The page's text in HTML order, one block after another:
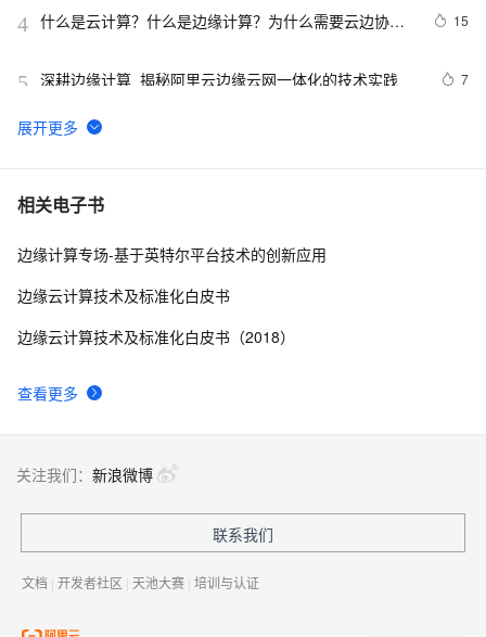
4 什么是云计算？什么是边缘计算？为什么需要云边协
15
5 深耕边缘计算  揭秘阿里云边缘云网一体化的技术实践 7
6
全球边缘计算大会：阿里云资深技术专家李克畅谈边缘计
7 秒懂边缘云 | CDN基础入门：CDN原理及架构
8 一文看懂边缘云在广电行业的应用
云 MVP刘洪峰
效率与稳定性
相关电子书
查看更多
边缘计算专场-基于英特尔平台技术的创新应用
边缘云计算技术及标准化白皮书
边缘云计算技术及标准化白皮书（2018）
关注我们： 新浪微博
联系我们
文档 | 开发者社区 | 天池大赛 | 培训与认证